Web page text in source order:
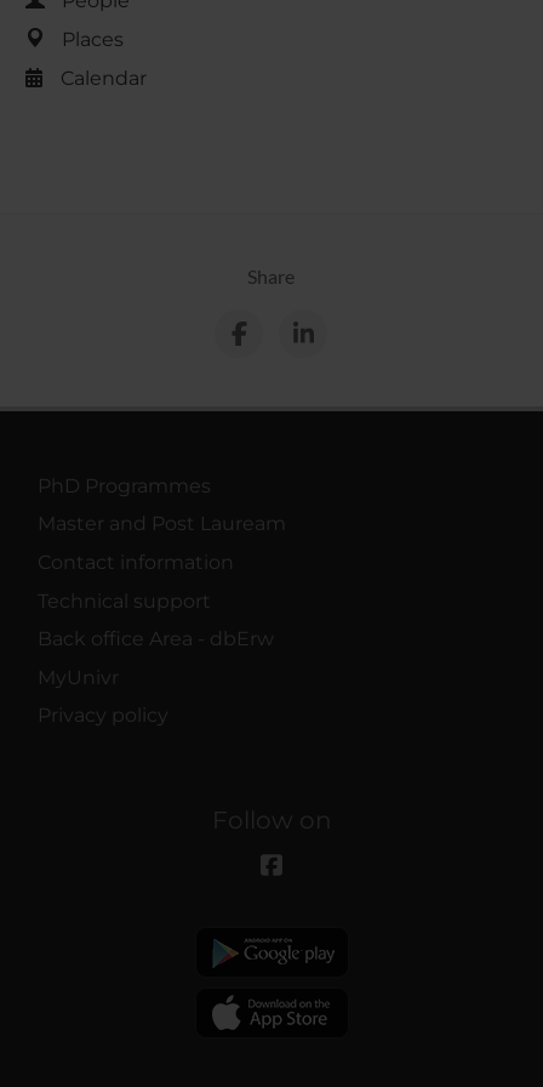
Places
Calendar
Share
PhD Programmes
Master and Post Lauream
Contact information
Technical support
Back office Area - dbErw
MyUnivr
Privacy policy
Follow on